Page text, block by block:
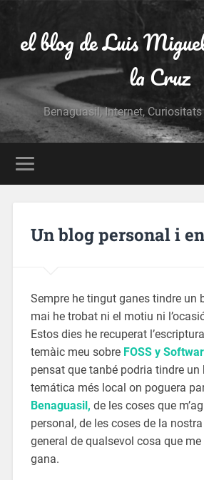
el blog de Luis
la Cruz
Benaguasil, Internet,
Un blog personal i
Sempre he tingut ganes tindre un
mai he trobat ni el motiu ni
Estos dies he recuperat
temàic meu sobre FOSS y
pensat que tanbé podria tindre un
temática més local on poguera
Benaguasil, de les coses que
personal, de les coses de la
general de qualsevol cosa que me
gana.